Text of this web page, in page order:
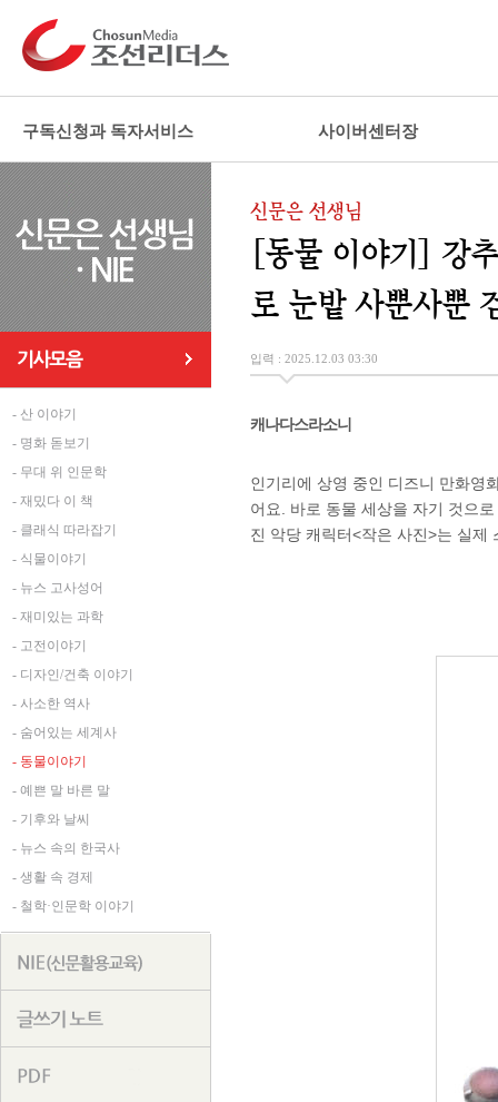
구독신청과 독자서비스 사이버센터장
- 산 이야기
- 명화 돋보기
- 무대 위 인문학
- 재밌다 이 책
- 클래식 따라잡기
- 식물이야기
- 뉴스 고사성어
- 재미있는 과학
- 고전이야기
- 디자인/건축 이야기
- 사소한 역사
- 숨어있는 세계사
- 동물이야기
- 예쁜 말 바른 말
- 기후와 날씨
- 뉴스 속의 한국사
- 생활 속 경제
- 철학·인문학 이야기
신문은 선생님
[동물 이야기] 강
로 눈밭 사뿐사뿐
입력 : 2025.12.03 03:30
캐나다스라소니
인기리에 상영 중인 디즈니 만화영
어요. 바로 동물 세상을 자기 것으
진 악당 캐릭터<작은 사진>는 실제